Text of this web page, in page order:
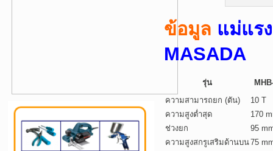
ข้อมูล แม่แร
MASADA
รุ่น
ความสามารถยก (ตัน)
10 T
ความสูงต่ำสุด
170
ช่วงยก
95
ความสูงสกรูเสริมด้านบน75